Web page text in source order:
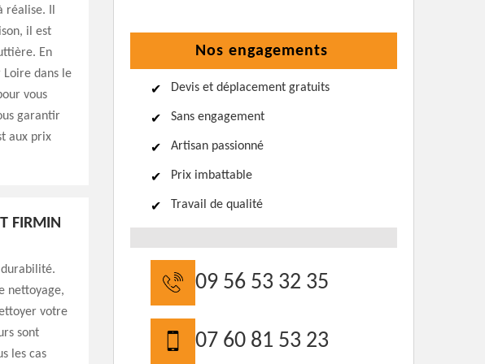
Il
il est
En
Loire dans le
vous
garantir
aux prix
FIRMIN
nettoyage,
votre
sont
les cas
Nos engagements
Devis et déplacement gratuits
Sans engagement
Artisan passionné
Prix imbattable
Travail de qualité
09 56 53 32 35
07 60 81 53 23